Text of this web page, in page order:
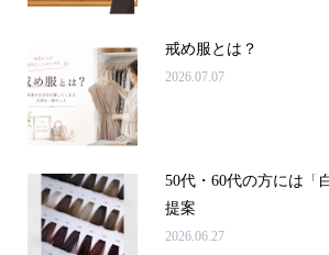
戒め服とは？
2026.07.07
50代・60代の方には「
提案
2026.06.27